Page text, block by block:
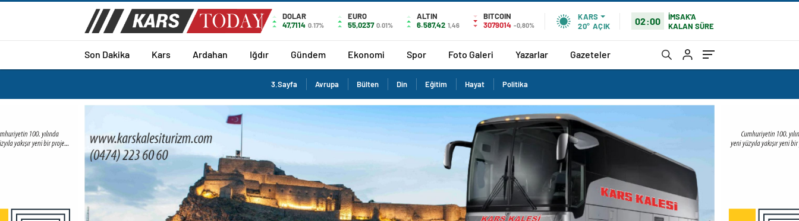
DOLAR
47,7114 0.17%
EURO
55,0237 0.01%
ALTIN
6.587,42 1,46
BITCOIN
3079014 -0,80%
KARS
20° AÇIK 02:00
İMSAK'A
KALAN SÜRE
Son Dakika Kars Ardahan Iğdır Gündem Ekonomi Spor Foto Galeri Yazarlar Gazeteler
3.Sayfa Avrupa Bülten Din Eğitim Hayat Politika